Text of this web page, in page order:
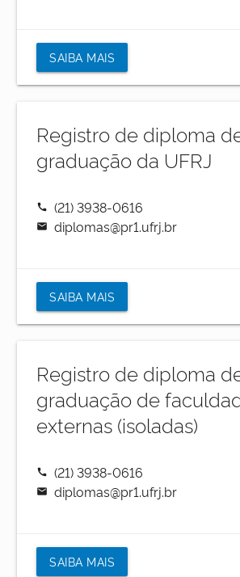
SAIBA MAIS
Registro de diploma
graduação da UFRJ
call (21) 3938-0616
mail diplomas@pr1.ufrj.br
SAIBA MAIS
Registro de diploma
graduação de
externas (isoladas)
call (21) 3938-0616
mail diplomas@pr1.ufrj.br
SAIBA MAIS